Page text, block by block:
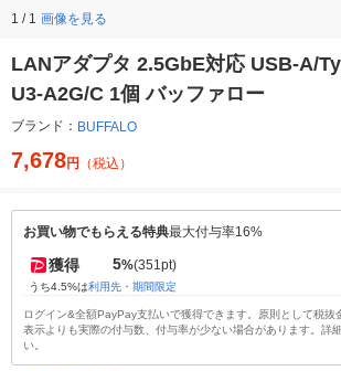
1 / 1 画像を見る
LANアダプタ 2.5GbE対応 USB-A/
U3-A2G/C 1個 バッファロー
ブランド： BUFFALO
7,678円 （税込）
お買い物でもらえる特典最大付与率16%
獲得 5%(351pt)
うち4.5%は利用先・期間限定
ログイン&全額PayPay支払いで獲得できます。原則として税抜
表示よりも実際の付与数、付与率が少ない場合があります。詳
い。